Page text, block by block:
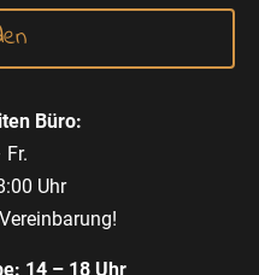
Büro:
Fr.
Uhr
14 – 18 Uhr